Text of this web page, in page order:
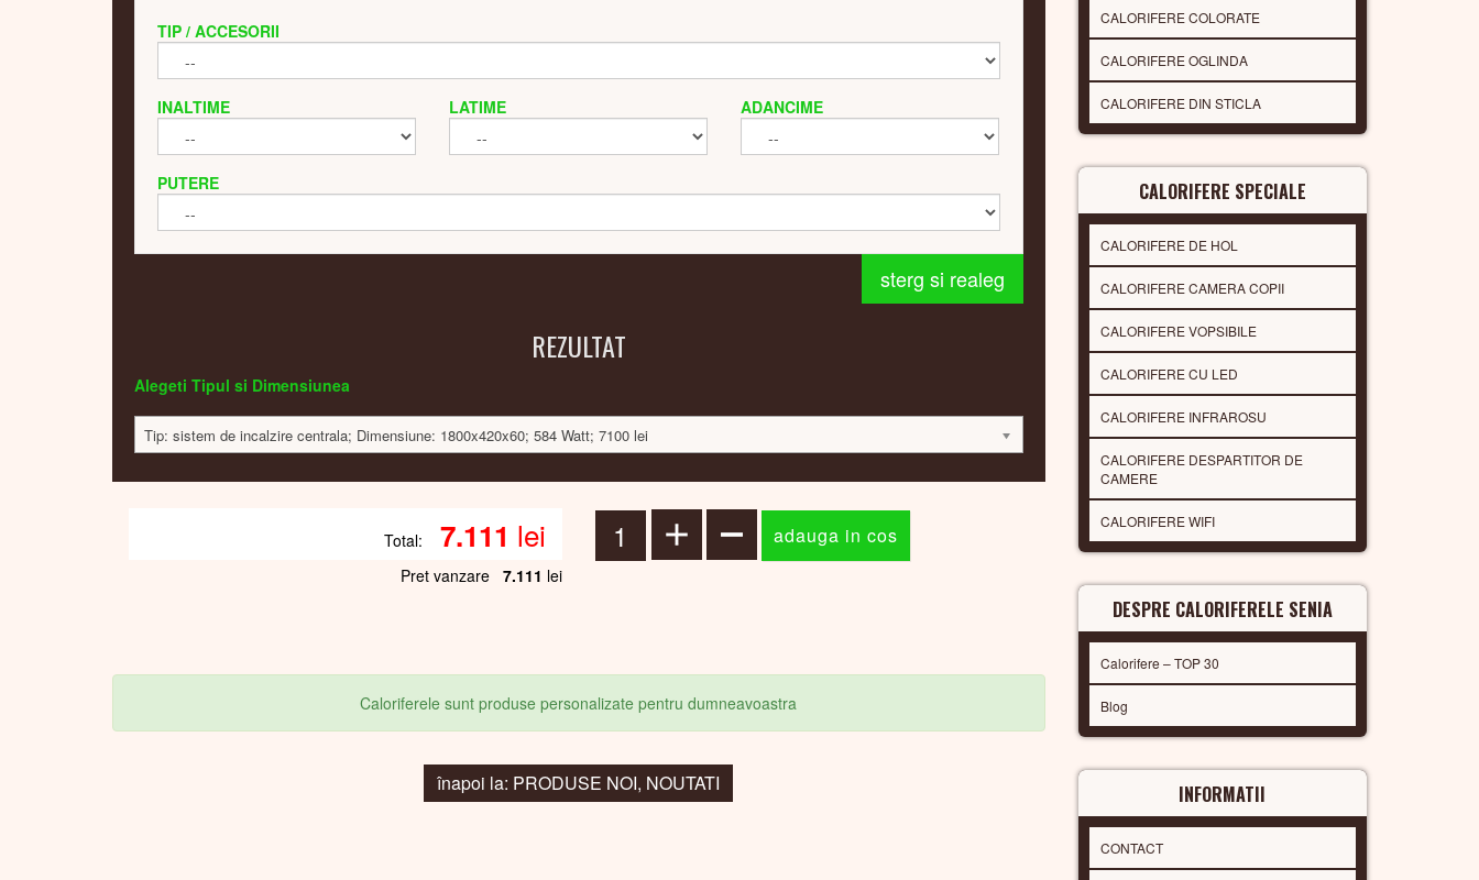
TIP / ACCESORII
INALTIME LATIME ADANCIME
PUTERE
sterg si realeg
REZULTAT
Alegeti Tipul si Dimensiunea
Tip: sistem de incalzire centrala; Dimensiune: 1800x420x60; 584 Watt; 7100 lei
Total: 7.111 lei
Pret vanzare 7.111 lei
Caloriferele sunt produse personalizate pentru dumneavoastra
înapoi la: PRODUSE NOI, NOUTATI
CALORIFERE COLORATE
CALORIFERE OGLINDA
CALORIFERE DIN STICLA
CALORIFERE SPECIALE
CALORIFERE DE HOL
CALORIFERE CAMERA COPII
CALORIFERE VOPSIBILE
CALORIFERE CU LED
CALORIFERE INFRAROSU
CALORIFERE DESPARTITOR DE
CAMERE
CALORIFERE WIFI
DESPRE CALORIFERELE SENIA
Calorifere – TOP 30
Blog
INFORMATII
CONTACT